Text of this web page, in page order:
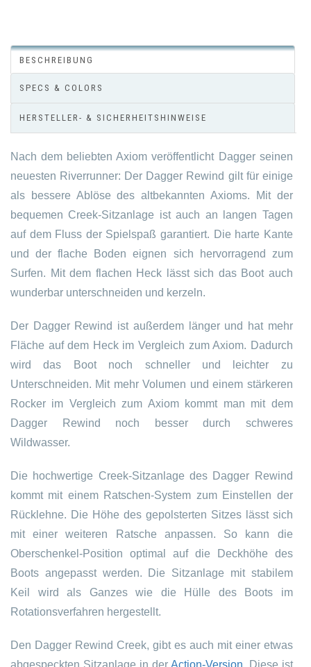
BESCHREIBUNG
SPECS & COLORS
HERSTELLER- & SICHERHEITSHINWEISE
Nach dem beliebten Axiom veröffentlicht Dagger seinen
neuesten Riverrunner: Der Dagger Rewind gilt für einige
als bessere Ablöse des altbekannten Axioms. Mit der
bequemen Creek-Sitzanlage ist auch an langen Tagen
auf dem Fluss der Spielspaß garantiert. Die harte Kante
und der flache Boden eignen sich hervorragend zum
Surfen. Mit dem flachen Heck lässt sich das Boot auch
wunderbar unterschneiden und kerzeln.
Der Dagger Rewind ist außerdem länger und hat mehr
Fläche auf dem Heck im Vergleich zum Axiom. Dadurch
wird das Boot noch schneller und leichter zu
Unterschneiden. Mit mehr Volumen und einem stärkeren
Rocker im Vergleich zum Axiom kommt man mit dem
Dagger Rewind noch besser durch schweres
Wildwasser.
Die hochwertige Creek-Sitzanlage des Dagger Rewind
kommt mit einem Ratschen-System zum Einstellen der
Rücklehne. Die Höhe des gepolsterten Sitzes lässt sich
mit einer weiteren Ratsche anpassen. So kann die
Oberschenkel-Position optimal auf die Deckhöhe des
Boots angepasst werden. Die Sitzanlage mit stabilem
Keil wird als Ganzes wie die Hülle des Boots im
Rotationsverfahren hergestellt.
Den Dagger Rewind Creek, gibt es auch mit einer etwas
abgespeckten Sitzanlage in der Action-Version . Diese ist